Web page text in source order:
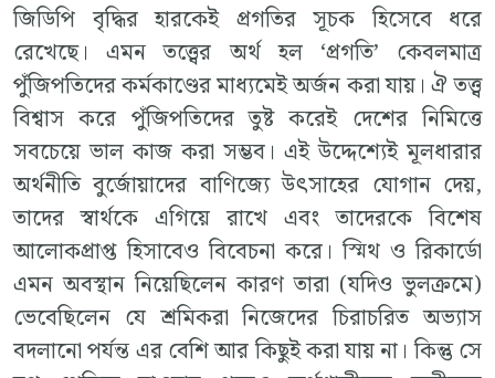
জিডিপি বৃদ্ধির হারকেই প্রগতির সূচক হিসেবে ধরে
রেখেছে। এমন তত্ত্বের অর্থ হল ‘প্রগতি’ কেবলমাত্র
পুঁজিপতিদের কর্মকাণ্ডের মাধ্যমেই অর্জন করা যায়। ঐ তত্ত্ব
বিশ্বাস করে পুঁজিপতিদের তুষ্ট করেই দেশের নিমিত্তে
সবচেয়ে ভাল কাজ করা সম্ভব। এই উদ্দেশ্যেই মূলধারার
অর্থনীতি বুর্জোয়াদের বাণিজ্যে উৎসাহের যোগান দেয়,
তাদের স্বার্থকে এগিয়ে রাখে এবং তাদেরকে বিশেষ
আলোকপ্রাপ্ত হিসাবেও বিবেচনা করে। স্মিথ ও রিকার্ডো
এমন অবস্থান নিয়েছিলেন কারণ তারা (যদিও ভুলক্রমে)
ভেবেছিলেন যে শ্রমিকরা নিজেদের চিরাচরিত অভ্যাস
বদলানো পর্যন্ত এর বেশি আর কিছুই করা যায় না। কিন্তু সে